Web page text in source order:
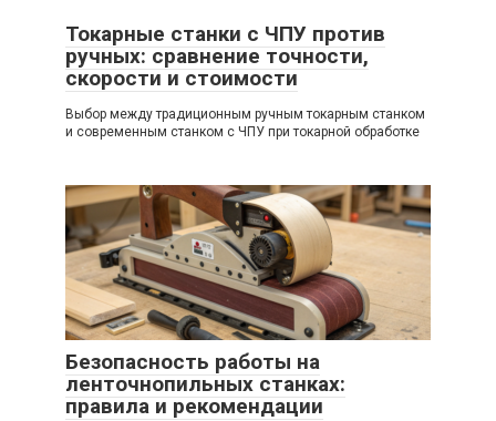
Токарные станки с ЧПУ против
ручных: сравнение точности,
скорости и стоимости
Выбор между традиционным ручным токарным станком
и современным станком с ЧПУ при токарной обработке
Безопасность работы на
ленточнопильных станках:
правила и рекомендации